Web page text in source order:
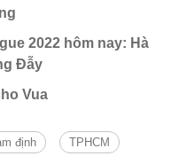
2022 hôm nay: Hà
Đẫy
Vua
định TPHCM